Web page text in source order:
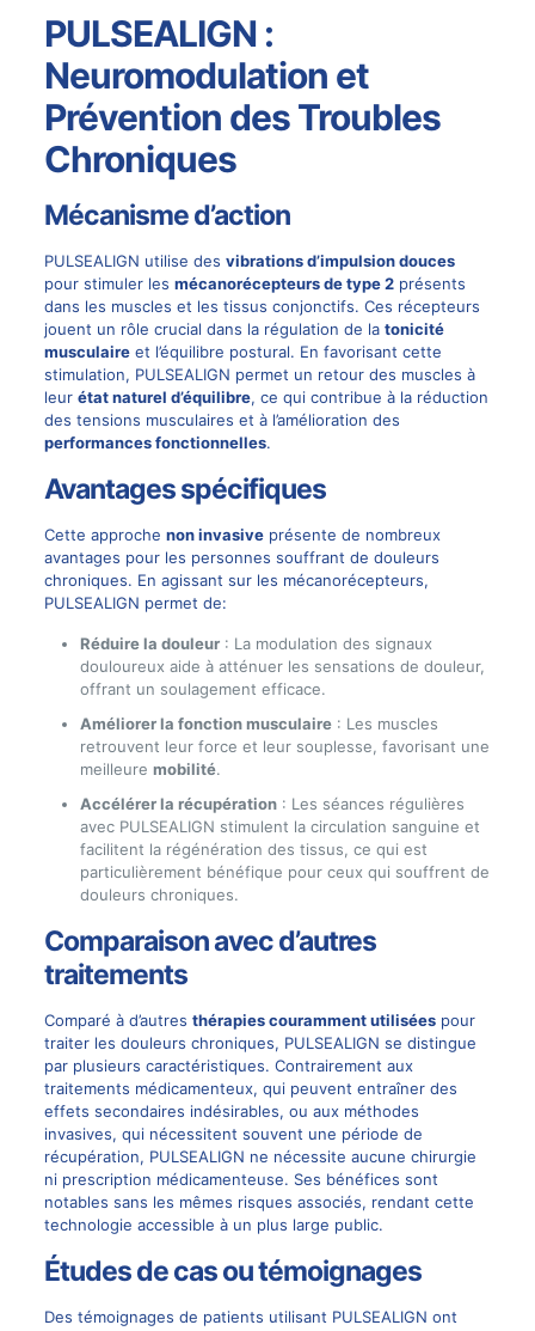
PULSEALIGN :
Neuromodulation et
Prévention des Troubles
Chroniques
Mécanisme d’action
PULSEALIGN utilise des vibrations d’impulsion douces
pour stimuler les mécanorécepteurs de type 2présents
dans les muscles et les tissus conjonctifs. Ces récepteurs
jouent un rôle crucial dans la régulation de la tonicité
musculaireet l’équilibre postural. En favorisant cette
stimulation, PULSEALIGN permet un retour des muscles à
leur état naturel d’équilibre, ce qui contribue à la réduction
des tensions musculaires et à l’amélioration des
performances fonctionnelles.
Avantages spécifiques
Cette approche non invasiveprésente de nombreux
avantages pour les personnes souffrant de douleurs
chroniques. En agissant sur les mécanorécepteurs,
PULSEALIGN permet de:
Réduire la douleur: La modulation des signaux
douloureux aide à atténuer les sensations de douleur,
offrant un soulagement efficace.
Améliorer la fonction musculaire: Les muscles
retrouvent leur force et leur souplesse, favorisant une
meilleure mobilité.
Accélérer la récupération: Les séances régulières
avec PULSEALIGN stimulent la circulation sanguine et
facilitent la régénération des tissus, ce qui est
particulièrement bénéfique pour ceux qui souffrent de
douleurs chroniques.
Comparaison avec d’autres
traitements
Comparé à d’autres thérapies couramment utiliséespour
traiter les douleurs chroniques, PULSEALIGN se distingue
par plusieurs caractéristiques. Contrairement aux
traitements médicamenteux, qui peuvent entraîner des
effets secondaires indésirables, ou aux méthodes
invasives, qui nécessitent souvent une période de
récupération, PULSEALIGN ne nécessite aucune chirurgie
ni prescription médicamenteuse. Ses bénéfices sont
notables sans les mêmes risques associés, rendant cette
technologie accessible à un plus large public.
Études de cas ou témoignages
Des témoignages de patients utilisant PULSEALIGN ont